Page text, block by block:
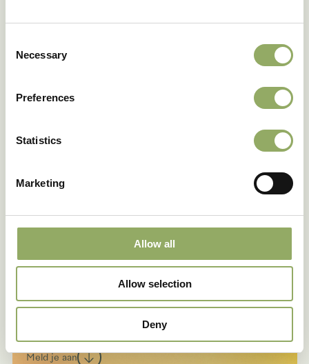
Selection
Necessary
Preferences
Statistics
Marketing
Allow all
Allow selection
Deny
Delen
Ook blooming
happinews ontvangen?
Meld je aan voor onze nieuwsbrief.
Meld je aan